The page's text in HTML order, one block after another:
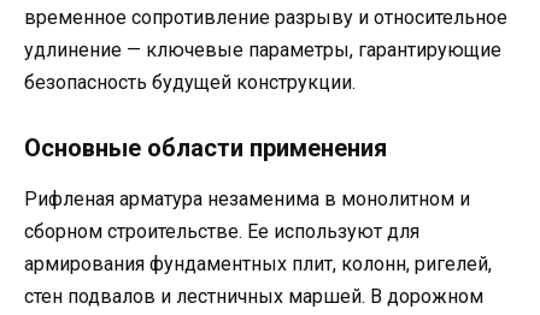
временное сопротивление разрыву и относительное
удлинение — ключевые параметры, гарантирующие
безопасность будущей конструкции.
Основные области применения
Рифленая арматура незаменима в монолитном и
сборном строительстве. Ее используют для
армирования фундаментных плит, колонн, ригелей,
стен подвалов и лестничных маршей. В дорожном